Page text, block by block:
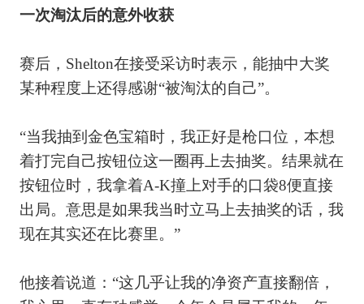
一次淘汰后的意外收获
赛后，Shelton在接受采访时表示，能抽中大奖
某种程度上还得感谢“被淘汰的自己”。
“当我抽到金色宝箱时，我正好是枪口位，本想
着打完自己按钮位这一圈再上去抽奖。结果就在
按钮位时，我拿着A-K撞上对手的口袋8便直接
出局。意思是如果我当时立马上去抽奖的话，我
现在其实还在比赛里。”
他接着说道：“这几乎让我的净资产直接翻倍，